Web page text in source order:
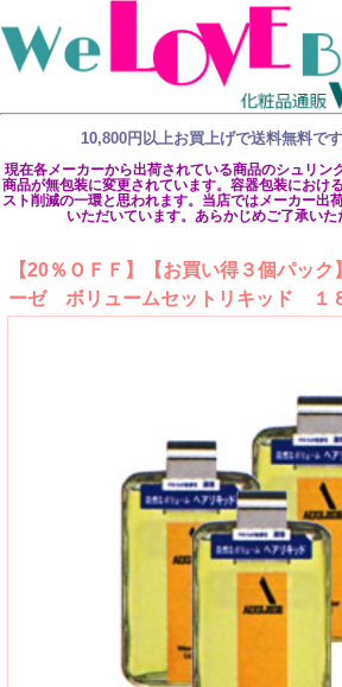
10,800円以上お買上げで送料無料で
現在各メーカーから出荷されている商品のシュリン
商品が無包装に変更されています。容器包装におけ
スト削減の一環と思われます。当店ではメーカー出
いただいています。あらかじめご了承いた
【20％ＯＦＦ】【お買い得３個パ
ーゼ ボリュームセットリキッド １